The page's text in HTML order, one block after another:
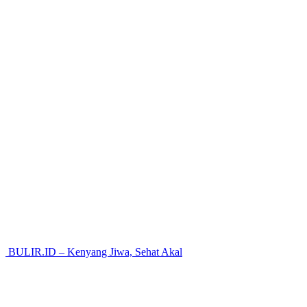
BULIR.ID – Kenyang Jiwa, Sehat Akal